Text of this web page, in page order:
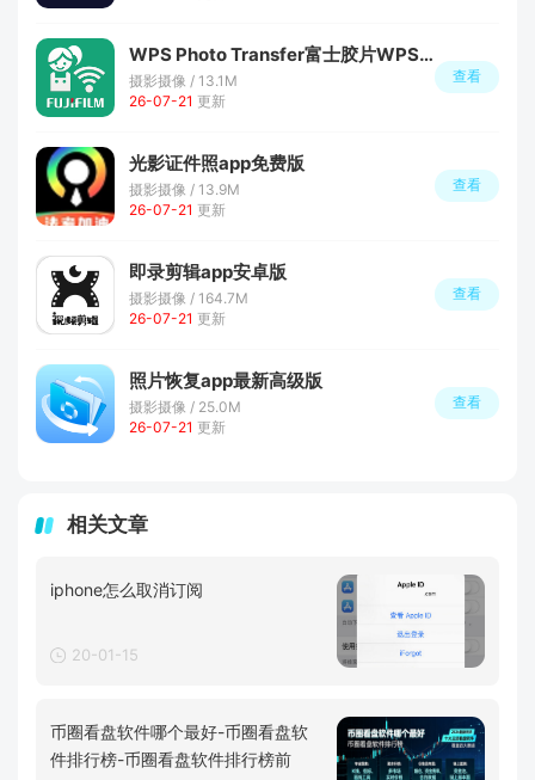
WPS Photo Transfer富士胶片WPS照片转印软件手机版
摄影摄像 / 13.1M
26-07-21 更新
查看
光影证件照app免费版
摄影摄像 / 13.9M
26-07-21 更新
查看
即录剪辑app安卓版
摄影摄像 / 164.7M
26-07-21 更新
查看
照片恢复app最新高级版
摄影摄像 / 25.0M
26-07-21 更新
查看
相关文章
iphone怎么取消订阅
20-01-15
币圈看盘软件哪个最好-币圈看盘软
件排行榜-币圈看盘软件排行榜前